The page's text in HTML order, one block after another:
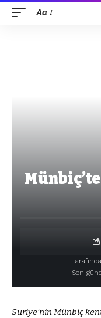
Aa
Son
Suriye’nin Münbiç